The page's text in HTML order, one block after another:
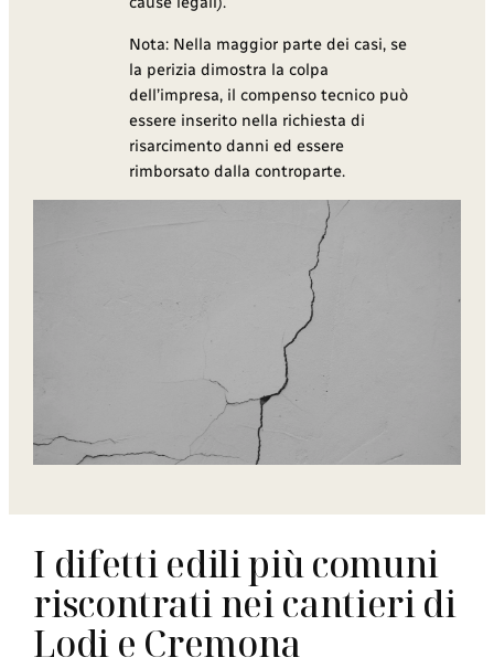
Nota: Nella maggior parte dei casi, se
la perizia dimostra la colpa
dell’impresa, il compenso tecnico può
essere inserito nella richiesta di
risarcimento danni ed essere
rimborsato dalla controparte.
I difetti edili più comuni
riscontrati nei cantieri di
Lodi e Cremona